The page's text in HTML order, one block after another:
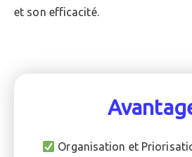
et son efficacité.
Organisation et